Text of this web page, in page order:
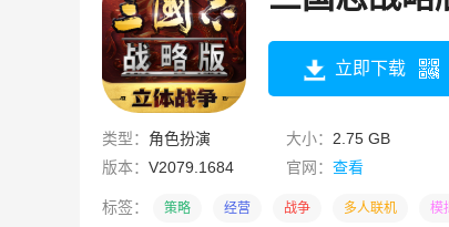
立即下载
类型： 角色扮演 大小： 2.75 GB
版本： V2079.1684 官网：查看
标签： 策略 经营 战争 多人联机 模